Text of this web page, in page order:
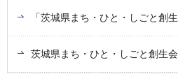
「茨城県まち・ひと・しごと創
茨城県まち・ひと・しごと創生